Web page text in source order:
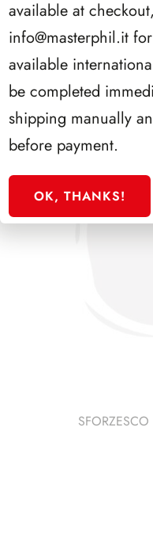
available at
info@masterphil.it
available
be completed
shipping manually
before payment.
OK, THANKS!